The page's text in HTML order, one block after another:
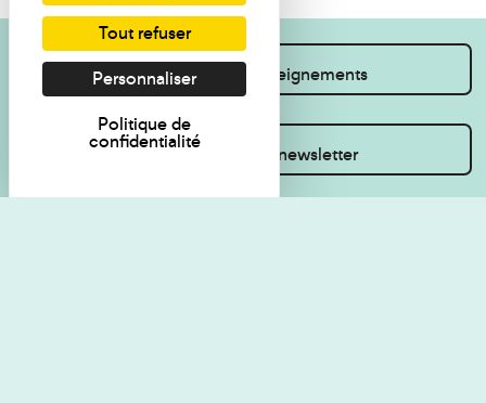
Je souhaite des renseignements
Inscrivez-vous à la newsletter
Tout refuser
Personnaliser
Politique de
confidentialité